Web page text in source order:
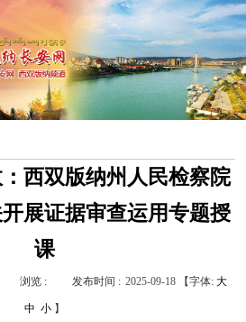
西双版纳州人民检察院
展证据审查运用专题授
课
浏览 : 发布时间 : 2025-09-18【字体: 大
中 小 】